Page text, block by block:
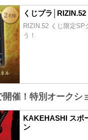
TOKYOベイエリアへ
高木凌 vs. 木村柊也
第9試合／ビクター・
田光司
RIZIN MMAルール：5
ートしたぞ！（※スカ
売開始）
お得なPPV前売りチケ
の3月6日（金）23:59
全試合リアルタイム
PPV販売スケジュー
配信日時 料金 配信媒
くじプラ
RIZIN.52 くじ限定SP
う！
催！特別オークシ
KAKEHASHI スポ
ン